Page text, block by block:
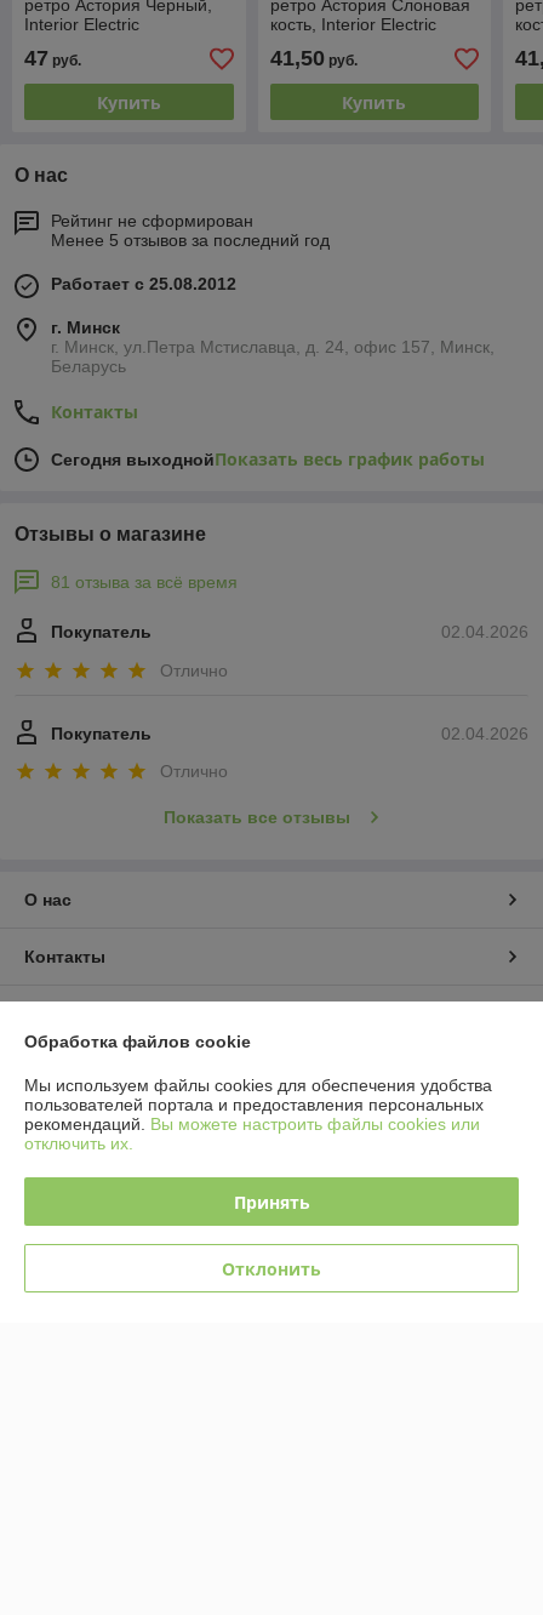
ретро Астория Черный,
Interior Electric
47 руб.
Купить
ретро Астория Слоновая
кость, Interior Electric
41,50руб.
Купить
О нас
Рейтинг не сформирован
Менее 5 отзывов за последний год
Работает с 25.08.2012
г. Минск
г. Минск, ул.Петра Мстиславца, д. 24, офис 157, Минск,
Беларусь
Контакты
Сегодня выходнойПоказать весь график работы
Отзывы о магазине
81 отзыва за всё время
02.04.2026
Покупатель
Отлично
02.04.2026
Покупатель
Отлично
Показать все отзывы
О нас
Контакты
Полная версия сайта
Политика обработки cookies
Сайт создан на платформе Deal.by
Обработка файлов cookie
Мы используем файлы cookies для обеспечения удобства
пользователей портала и предоставления персональных
рекомендаций. Вы можете настроить файлы cookies или
отключить их.
Принять
Отклонить